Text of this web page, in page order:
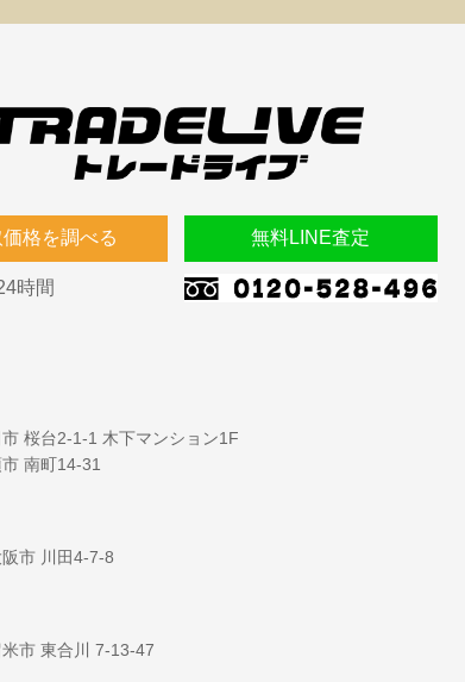
価格を調べる 無料LINE査定
時間
桜台2-1-1 木下マンション1F
南町14-31
市 川田4-7-8
市 東合川 7-13-47